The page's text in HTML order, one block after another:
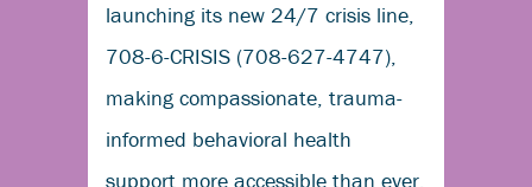
launching its new 24/7 crisis line,
708-6-CRISIS (708-627-4747),
making compassionate, trauma-
informed behavioral health
support more accessible than ever.